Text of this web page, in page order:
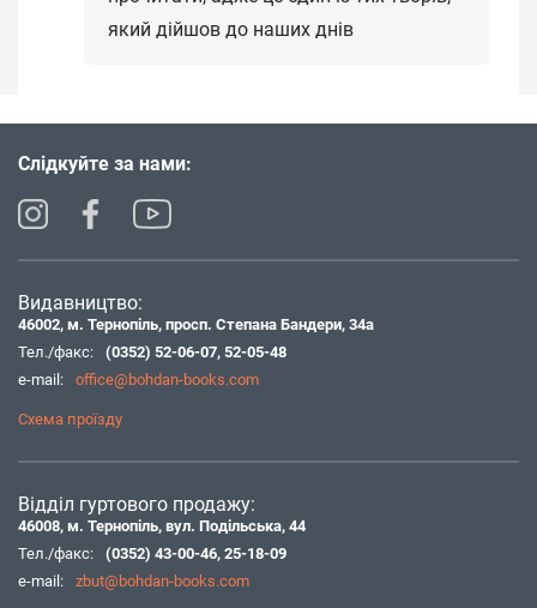
який дійшов до наших днів
Слідкуйте за нами:
Видавництво:
46002, м. Тернопіль, просп. Степана Бандери, 34а
Тел./факс:
(0352) 52-06-07, 52-05-48
e-mail:
office@bohdan-books.com
Схема проїзду
Відділ гуртового продажу:
46008, м. Тернопіль, вул. Подільська, 44
Тел./факс:
(0352) 43-00-46, 25-18-09
e-mail:
zbut@bohdan-books.com